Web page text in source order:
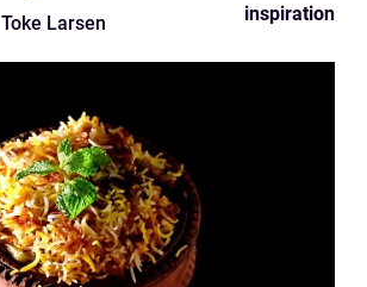
Toke Larsen inspiration